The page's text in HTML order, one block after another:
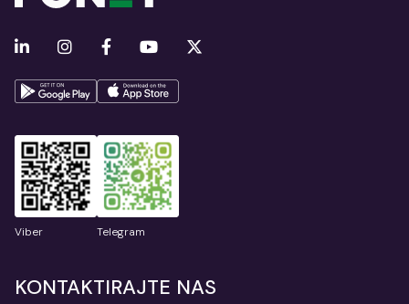
Viber Telegram
KONTAKTIRAJTE NAS